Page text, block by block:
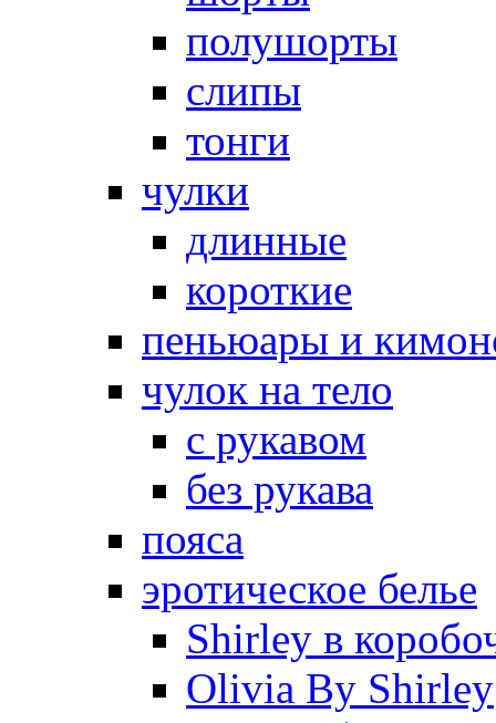
полушорты
слипы
тонги
чулки
длинные
короткие
пеньюары и
чулок на тело
с рукавом
без рукава
пояса
эротическое белье
Shirley в
Olivia By Shirley